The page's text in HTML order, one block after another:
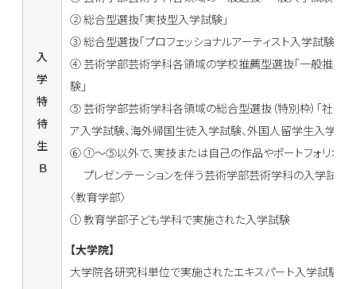
入
学
特
待
生
Ｂ
② 総合型選抜「実技型入学試験」
③ 総合型選抜「プロフェッショナルアーティスト入学試験」
④ 芸術学部芸術学科各領域の学校推薦型選抜「一般推薦
験」
⑤ 芸術学部芸術学科各領域の総合型選抜（特別枠）「社会
ア入学試験、海外帰国生徒入学試験、外国人留学生入学試
⑥ ①～⑤以外で、実技または自己の作品やポートフォリオの
プレゼンテーションを伴う芸術学部芸術学科の入学試験
〈教育学部〉
① 教育学部子ども学科で実施された入学試験
【大学院】
大学院各研究科単位で実施されたエキスパート入学試験又